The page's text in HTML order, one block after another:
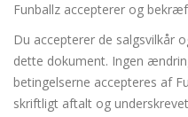
Funballz accepterer og
Du accepterer de salgsvilkår
dette dokument. Ingen
betingelserne accepteres af
skriftligt aftalt og